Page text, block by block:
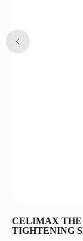
CELIMAX
TIGHTENING